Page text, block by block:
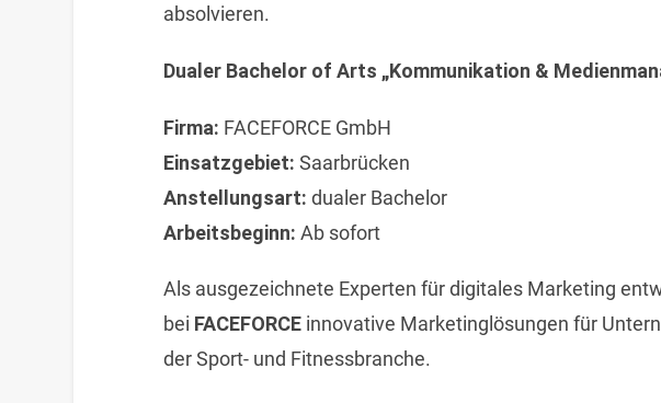
absolvieren.
Dualer Bachelor of Arts „Kommunikation &
Firma: FACEFORCE GmbH
Einsatzgebiet: Saarbrücken
Anstellungsart: dualer Bachelor
Arbeitsbeginn: Ab sofort
Als ausgezeichnete Experten für digitales Marketing
bei FACEFORCEinnovative Marketinglösungen für
der Sport- und Fitnessbranche.